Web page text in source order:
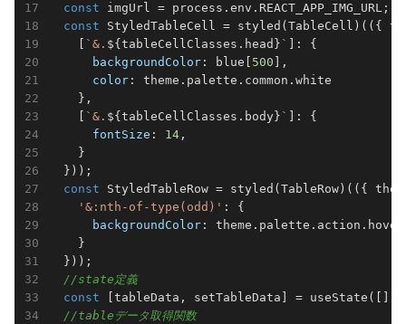
const imgUrl = process.env.REACT_APP_IMG_URL;
const StyledTableCell = styled(TableCell)( ( {
`&. ${tableCellClasses.head} `
]: {
backgroundColor : blue[ 500 ],
color : theme.palette.common.white
    },
`&. ${tableCellClasses.body} `
]: {
fontSize : 14 ,
    }
  }));
const StyledTableRow = styled(TableRow)( ( {
'&:nth-of-type(odd)' : {
backgroundColor : theme.palette.action.hover
    }
  }));
//state定義
const [tableData, setTableData] = useState([]);
//tableデータ取得関数